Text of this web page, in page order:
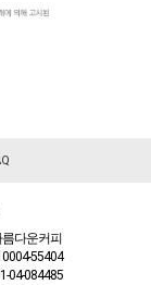
다운커피
55404
04-084485